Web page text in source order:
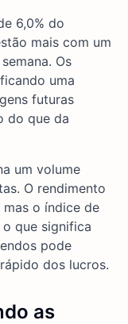
6,0% do
mais com um
Os
uma
futuras
do que da
um volume
O rendimento
mas o índice de
o que significa
pode
dos lucros.
as